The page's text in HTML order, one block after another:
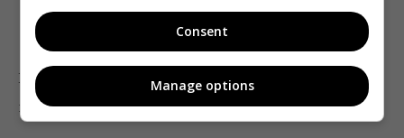
СТБ
Повтор сериала «Красная королева»
каналу до5%.
Consent
Manage options